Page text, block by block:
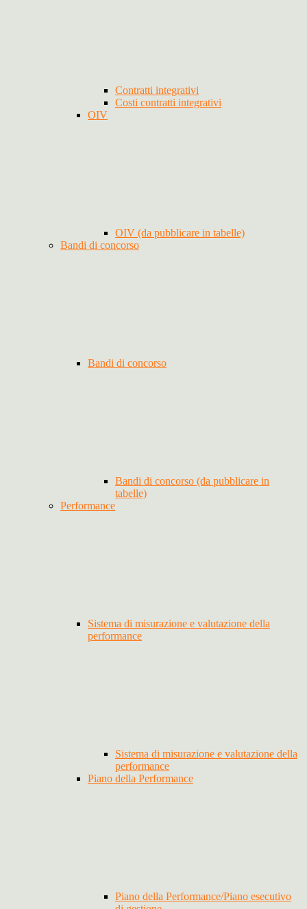
Contratti integrativi
Costi contratti integrativi
OIV
OIV (da pubblicare in tabelle)
Bandi di concorso
Bandi di concorso
Bandi di concorso (da pubblicare in
tabelle)
Performance
Sistema di misurazione e valutazione della
performance
Sistema di misurazione e valutazione della
performance
Piano della Performance
Piano della Performance/Piano esecutivo